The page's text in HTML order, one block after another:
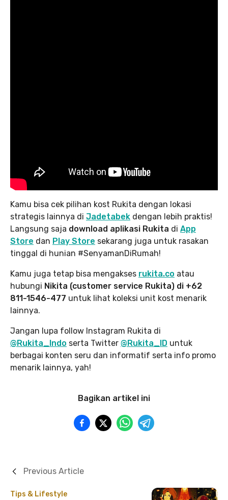
Kamu bisa cek pilihan kost Rukita dengan lokasi
strategis lainnya di Jadetabek dengan lebih praktis!
Langsung saja download aplikasi Rukita di App
Store dan Play Store sekarang juga untuk rasakan
tinggal di hunian #SenyamanDiRumah!
Kamu juga tetap bisa mengakses rukita.co atau
hubungi Nikita (customer service Rukita) di +62
811-1546-477 untuk lihat koleksi unit kost menarik
lainnya.
Jangan lupa follow Instagram Rukita di
@Rukita_Indo serta Twitter @Rukita_ID untuk
berbagai konten seru dan informatif serta info promo
menarik lainnya, yah!
Bagikan artikel ini
Tips & Lifestyle
Previous Article